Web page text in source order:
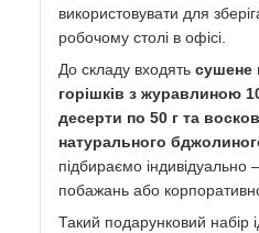
використовувати для
робочому столі в офісі.
До складу входять сушене
горішків з журавлиною
десерти по 50 г та
натурального
підбираємо
побажань або
Такий подарунковий набір